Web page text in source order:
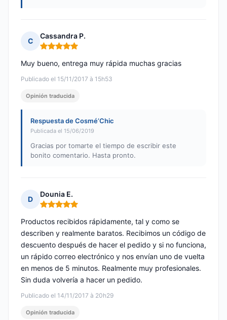
C
Cassandra P.
Nota: 5 de 5
Publicado el 15/11/2017 à 15h53
Muy bueno, entrega muy rápida muchas gracias
Opinión traducida
Respuesta de Cosmé’Chic
Publicada el 15/06/2019
Gracias por tomarte el tiempo de escribir este
bonito comentario. Hasta pronto.
D
Dounia E.
Nota: 5 de 5
Publicado el 14/11/2017 à 20h29
Productos recibidos rápidamente, tal y como se
describen y realmente baratos. Recibimos un código de
descuento después de hacer el pedido y si no funciona,
un rápido correo electrónico y nos envían uno de vuelta
en menos de 5 minutos. Realmente muy profesionales.
Sin duda volvería a hacer un pedido.
Opinión traducida